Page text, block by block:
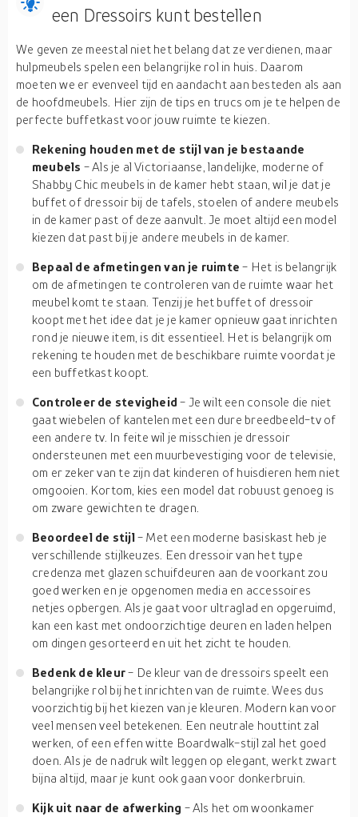
een Dressoirs kunt bestellen
We geven ze meestal niet het belang dat ze verdienen, maar
hulpmeubels spelen een belangrijke rol in huis. Daarom
moeten we er evenveel tijd en aandacht aan besteden als aan
de hoofdmeubels. Hier zijn de tips en trucs om je te helpen de
perfecte buffetkast voor jouw ruimte te kiezen.
Rekening houden met de stijl van je bestaande
meubels - Als je al Victoriaanse, landelijke, moderne of
Shabby Chic meubels in de kamer hebt staan, wil je dat je
buffet of dressoir bij de tafels, stoelen of andere meubels
in de kamer past of deze aanvult. Je moet altijd een model
kiezen dat past bij je andere meubels in de kamer.
Bepaal de afmetingen van je ruimte- Het is belangrijk
om de afmetingen te controleren van de ruimte waar het
meubel komt te staan. Tenzij je het buffet of dressoir
koopt met het idee dat je je kamer opnieuw gaat inrichten
rond je nieuwe item, is dit essentieel. Het is belangrijk om
rekening te houden met de beschikbare ruimte voordat je
een buffetkast koopt.
Controleer de stevigheid- Je wilt een console die niet
gaat wiebelen of kantelen met een dure breedbeeld-tv of
een andere tv. In feite wil je misschien je dressoir
ondersteunen met een muurbevestiging voor de televisie,
om er zeker van te zijn dat kinderen of huisdieren hem niet
omgooien. Kortom, kies een model dat robuust genoeg is
om zware gewichten te dragen.
Beoordeel de stijl- Met een moderne basiskast heb je
verschillende stijlkeuzes. Een dressoir van het type
credenza met glazen schuifdeuren aan de voorkant zou
goed werken en je opgenomen media en accessoires
netjes opbergen. Als je gaat voor ultraglad en opgeruimd,
kan een kast met ondoorzichtige deuren en laden helpen
om dingen gesorteerd en uit het zicht te houden.
Bedenk de kleur- De kleur van de dressoirs speelt een
belangrijke rol bij het inrichten van de ruimte. Wees dus
voorzichtig bij het kiezen van je kleuren. Modern kan voor
veel mensen veel betekenen. Een neutrale houttint zal
werken, of een effen witte Boardwalk-stijl zal het goed
doen. Als je de nadruk wilt leggen op elegant, werkt zwart
bijna altijd, maar je kunt ook gaan voor donkerbruin.
Kijk uit naar de afwerking - Als het om woonkamer